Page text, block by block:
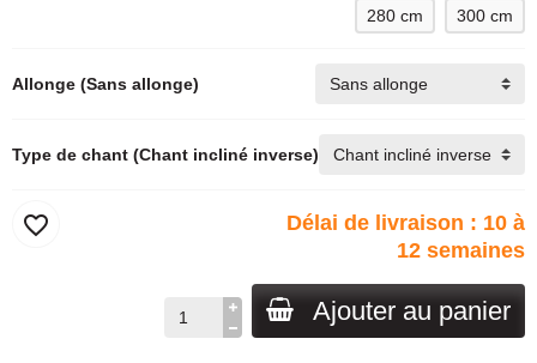
280 cm 300 cm
Allonge (Sans allonge)
Type de chant (Chant incliné inverse)
Délai de livraison : 10 à
12 semaines
Ajouter au panier
favorite_border